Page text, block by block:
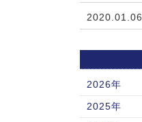
2020.01.06
2026年
2025年